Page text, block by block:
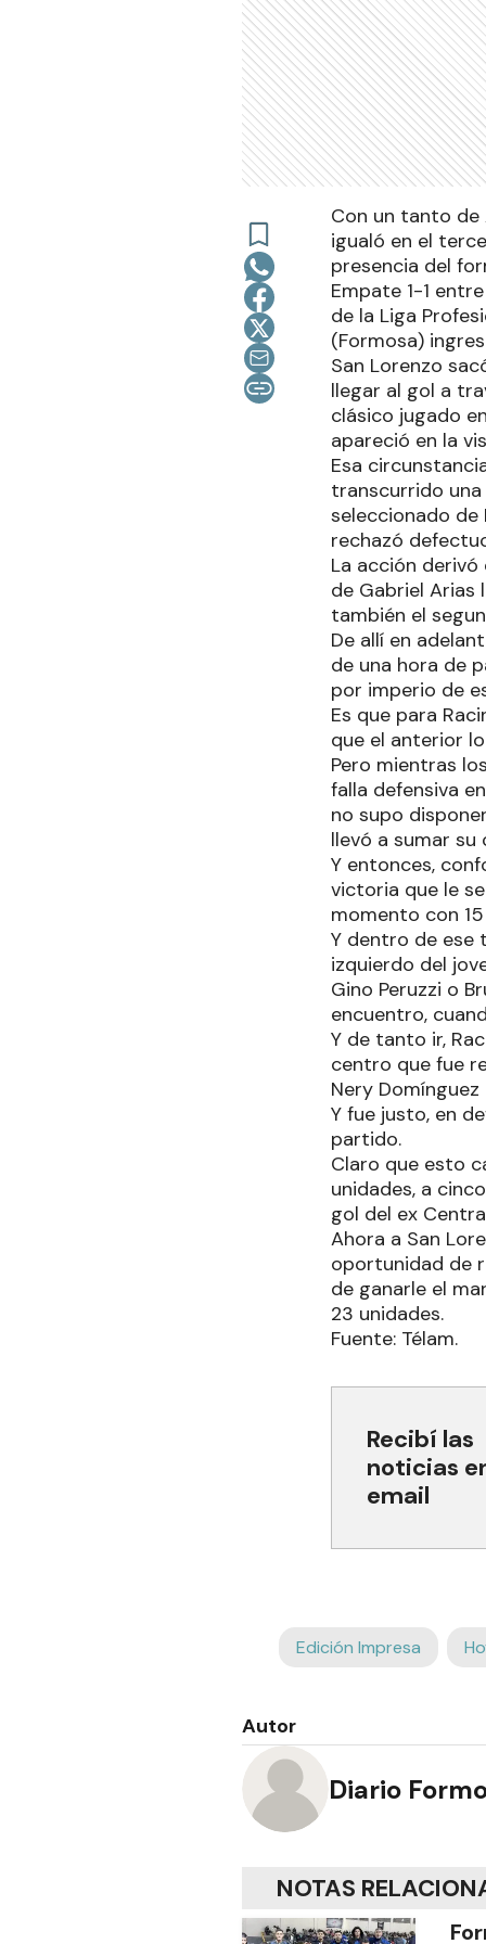
Con un tanto de
igualó en el
presencia del
Empate 1-1
de la Liga
(Formosa)
San Lorenzo
llegar al gol a
clásico jugado
apareció en la
Esa
transcurrido
seleccionado de
rechazó
La acción derivó
de Gabriel
también el
De allí en
de una hora de
por imperio de
Es que para
que el anterior
Pero mientras
falla defensiva
no supo
llevó a sumar
Y entonces,
victoria que le
momento con
Y dentro de ese
izquierdo del
Gino Peruzzi o
encuentro,
Y de tanto ir,
centro que fue
Nery
Y fue justo, en
partido.
Claro que esto
unidades, a
gol del ex
Ahora a San
oportunidad de
de ganarle el
23 unidades.
Fuente: Télam.
Recibí las
noticias
email
Edición Impresa
Autor
Diario
NOTAS